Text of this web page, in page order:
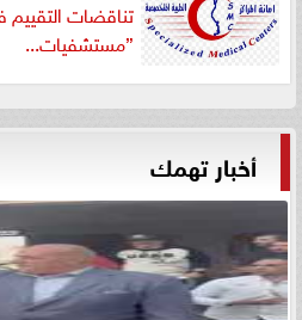
تناقضات
”مستشفيات...
أخبار تهمك